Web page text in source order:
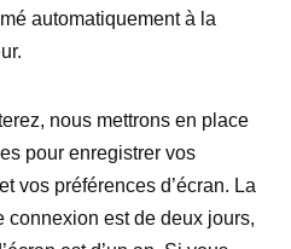
automatiquement à la
nous mettrons en place
pour enregistrer vos
vos préférences d’écran. La
connexion est de deux jours,